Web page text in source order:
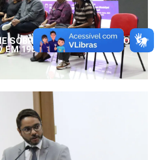
SOBRE EDUARDO SERRANO,
EM 1960